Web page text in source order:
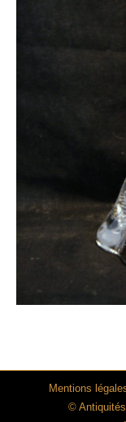
Mentions
©